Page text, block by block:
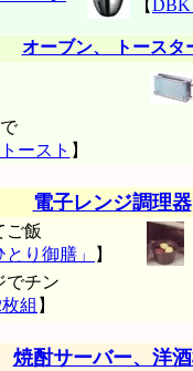
【DBK
オーブン、 トースタ
ースト 】
電子レンジ調理器
ご飯
り御膳」 】
でチン
組 】
焼酎サーバー、洋